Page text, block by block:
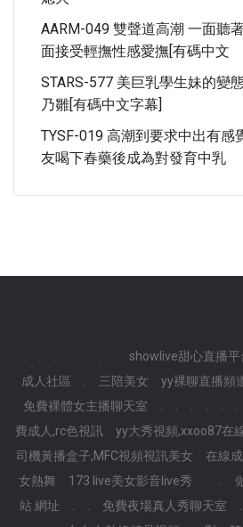
AARM-049 雙聲道高潮 一面聽
面接受輕撫性感愛撫[有碼中文
STARS-577 美巨乳學生妹的變
乃雛[有碼中文字幕]
TYSF-019 高潮到要求中出有感
友喝下春藥後成為對發育中乳
showlive甜心直播平
成人社區
三陪美女 yy裸聊直播頻
免費裸體女主播聊天室
費成人,rc色視訊
yy大秀視頻,xxoo87在
司機黃播盒子,MFC視頻視訊美女
在線
女熱舞
173 live美女影音live秀
站 網址
免費夜場真人秀聊天室